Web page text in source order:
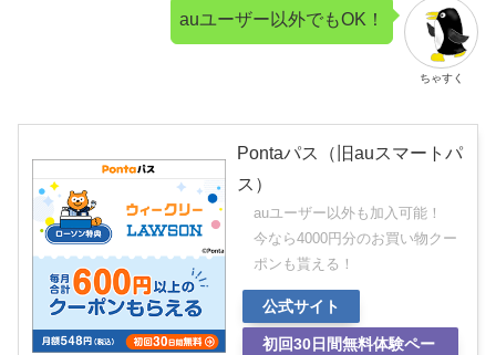
ちゃすく
auユーザー以外でもOK！
Pontaパス（旧auスマートパ
ス）
auユーザー以外も加入可能！
今なら4000円分のお買い物クー
ポンも貰える！
公式サイト
初回30日間無料体験ペー